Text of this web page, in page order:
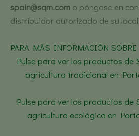
spain@sqm.com o póngase en
distribuidor autorizado de su
PARA MÁS INFORMACIÓN
Pulse para ver los productos de
agricultura tradicional en
Pulse para ver los productos de
agricultura ecológica en